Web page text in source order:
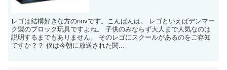
レゴは結構好きな方のnovです。こんばんは。 レゴといえばデンマー
ク製のブロック玩具ですよね。 子供のみならず大人まで人気なのは
説明するまでもありません。 そのレゴにスクールがあるのをご存知
ですか？？ 僕は今朝に放送された関...